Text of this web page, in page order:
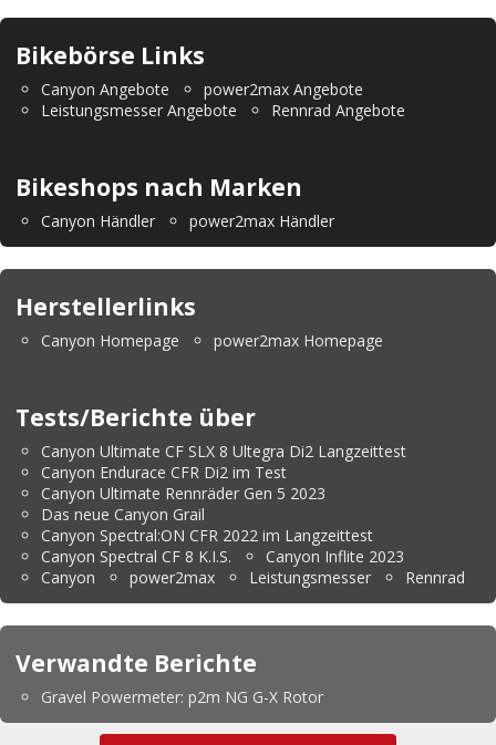
Bikebörse Links
Canyon Angebote
power2max Angebote
Leistungsmesser Angebote
Rennrad Angebote
Bikeshops nach Marken
Canyon Händler power2max Händler
Herstellerlinks
Canyon Homepage power2max Homepage
Tests/Berichte über
Canyon Ultimate CF SLX 8 Ultegra Di2 Langzeittest
Canyon Endurace CFR Di2 im Test
Canyon Ultimate Rennräder Gen 5 2023
Das neue Canyon Grail
Canyon Spectral:ON CFR 2022 im Langzeittest
Canyon Spectral CF 8 K.I.S.
Canyon Inflite 2023
Canyon
power2max Leistungsmesser Rennrad
Verwandte Berichte
Gravel Powermeter: p2m NG G-X Rotor